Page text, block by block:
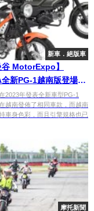
新車．絕版車
谷 MotorExpo】
新PG-1越南版登場，
引擎細節揭曉
2023年發表全新車型PG-1
越南發佈了相同車款，而越南
車身色彩，而且引擎規格也已
摩托新聞